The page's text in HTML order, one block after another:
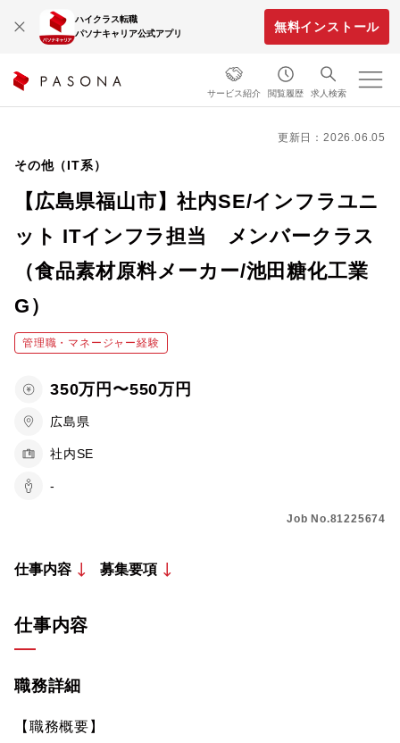
ハイクラス転職
パソナキャリア公式アプリ
無料インストール
サービス紹介 閲覧履歴 求人検索
更新日：2026.06.05
その他（IT系）
【広島県福山市】社内SE/インフラユニ
ット ITインフラ担当 メンバークラス
（食品素材原料メーカー/池田糖化工業
G）
管理職・マネージャー経験
350万円〜550万円
広島県
社内SE
-
Job No.81225674
仕事内容 募集要項
仕事内容
職務詳細
【職務概要】